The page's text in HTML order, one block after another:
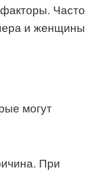
Часто
и женщины
могут
При